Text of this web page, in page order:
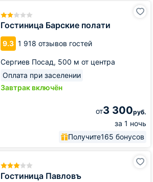
Гостиница Барские полати
9.3 1 918 отзывов гостей
Сергиев Посад, 500 м от центра
Оплата при заселении
Завтрак включён
от3 300руб.
за 1 ночь
Получите165 бонусов
Гостиница Павловъ